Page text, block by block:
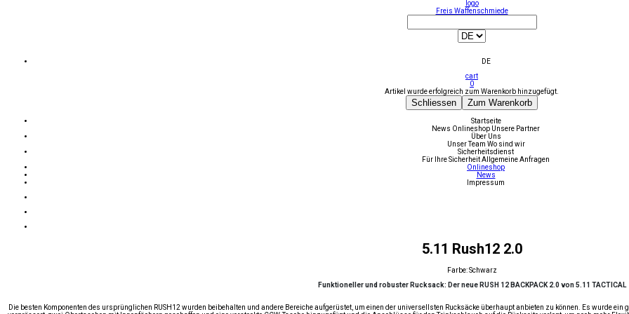
logo
Freis Waffenschmiede
DE
cart
0
Artikel wurde erfolgreich zum Warenkorb hinzugefügt.
Schliessen Zum Warenkorb
Startseite
News Onlineshop Unsere Partner
Über Uns
Unser Team Wo sind wir
Sicherheitsdienst
Für Ihre SicherheitAllgemeine Anfragen
Onlineshop
News
Impressum
5.11 Rush12 2.0
Farbe: Schwarz
Funktioneller und robuster Rucksack: Der neue RUSH 12 BACKPACK 2.0 von 5.11 TACTICAL
Die besten Komponenten des ursprünglichen RUSH12 wurden beibehalten und andere Bereiche aufgerüstet, um einen der universellsten Rucksäcke überhaupt anbieten zu können. Es wurde